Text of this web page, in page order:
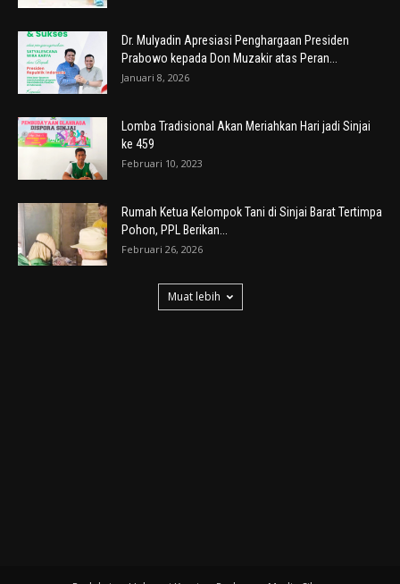
Dr. Mulyadin Apresiasi Penghargaan Presiden
Prabowo kepada Don Muzakir atas Peran...
Januari 8, 2026
Lomba Tradisional Akan Meriahkan Hari jadi Sinjai
ke 459
Februari 10, 2023
Rumah Ketua Kelompok Tani di Sinjai Barat Tertimpa
Pohon, PPL Berikan...
Februari 26, 2026
Muat lebih